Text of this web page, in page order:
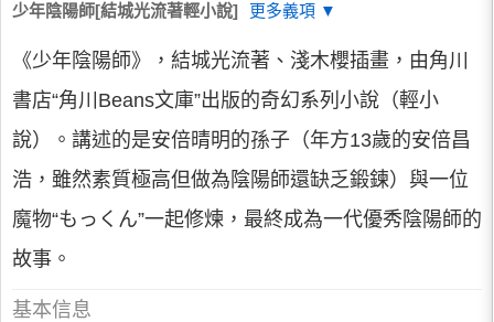
少年陰陽師[結城光流著輕小說] 更多義項 ▼
《少年陰陽師》，結城光流著、淺木櫻插畫，由角川
書店“角川Beans文庫”出版的奇幻系列小說（輕小
說）。講述的是安倍晴明的孫子（年方13歲的安倍昌
浩，雖然素質極高但做為陰陽師還缺乏鍛鍊）與一位
魔物“もっくん”一起修煉，最終成為一代優秀陰陽師的
故事。
基本信息